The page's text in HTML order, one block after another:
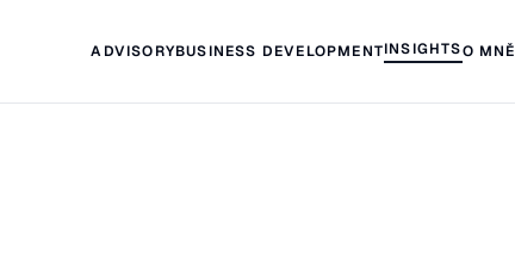
ADVISORYBUSINESS DEVELOPMENTINSIGHTSO MNĚ